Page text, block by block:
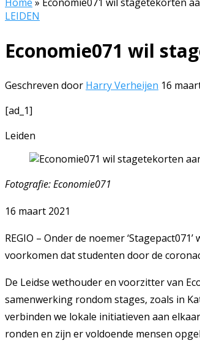
LEIDEN
Economie071 wil
Geschreven door Harry Verheijen 16
[ad_1]
Leiden
Fotografie: Economie071
16 maart 2021
REGIO – Onder de noemer
voorkomen dat studenten door de
De Leidse wethouder en voorzitter van
samenwerking rondom stages, zoals in
verbinden we lokale initiatieven aan
ronden en zijn er voldoende mensen